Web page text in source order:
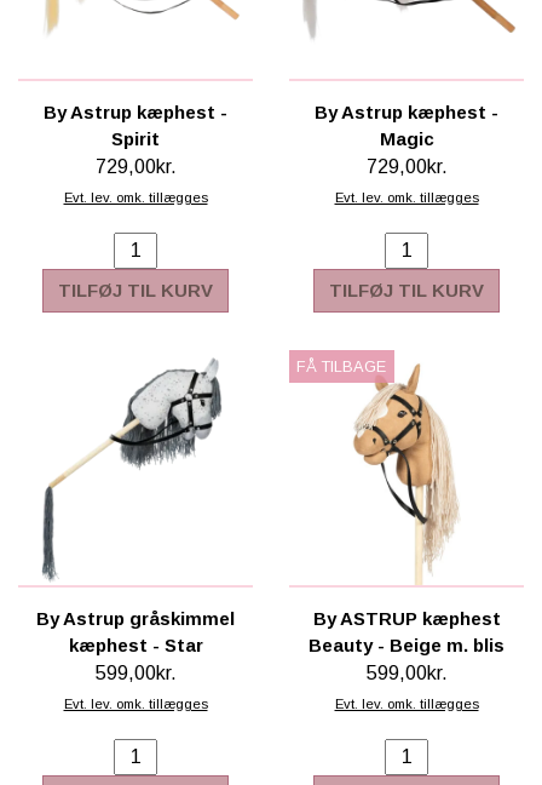
By Astrup kæphest -
Spirit
729,00kr.
Evt. lev. omk. tillægges
TILFØJ TIL KURV
By Astrup kæphest -
Magic
729,00kr.
Evt. lev. omk. tillægges
TILFØJ TIL KURV
By Astrup gråskimmel
kæphest - Star
599,00kr.
Evt. lev. omk. tillægges
FÅ TILBAGE
By ASTRUP kæphest
Beauty - Beige m. blis
599,00kr.
Evt. lev. omk. tillægges